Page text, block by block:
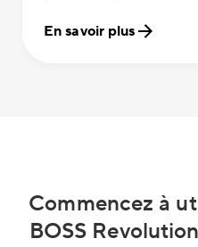
En savoir plus
Commencez à
BOSS